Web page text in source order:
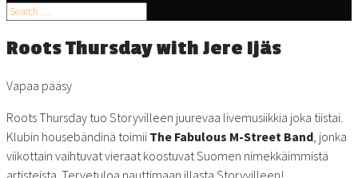
Roots Thursday with Jere Ijäs
Vapaa pääsy
Roots Thursday tuo Storyvilleen juurevaa livemusiikkia joka tiistai.
Klubin housebändinä toimii The Fabulous M-Street Band , jonka
viikottain vaihtuvat vieraat koostuvat Suomen nimekkäimmistä
artisteista. Tervetuloa nauttimaan illasta Storyvilleen!